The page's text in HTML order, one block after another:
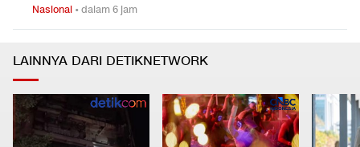
Nasional •dalam 6 jam
LAINNYA DARI DETIKNETWORK